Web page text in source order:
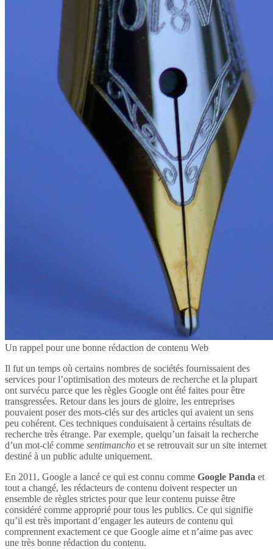
Un rappel pour une bonne rédaction de contenu Web
Il fut un temps où certains nombres de sociétés fournissaient des
services pour l’optimisation des moteurs de recherche et la plupart
ont survécu parce que les règles Google ont été faites pour être
transgressées. Retour dans les jours de gloire, les entreprises
pouvaient poser des mots-clés sur des articles qui avaient un sens
peu cohérent. Ces techniques conduisaient à certains résultats de
recherche très étrange. Par exemple, quelqu’un faisait la recherche
d’un mot-clé comme sentimancho et se retrouvait sur un site internet
destiné à un public adulte uniquement.
En 2011, Google a lancé ce qui est connu comme Google Panda et
tout a changé, les rédacteurs de contenu doivent respecter un
ensemble de règles strictes pour que leur contenu puisse être
considéré comme approprié pour tous les publics. Ce qui signifie
qu’il est très important d’engager les auteurs de contenu qui
comprennent exactement ce que Google aime et n’aime pas avec
une très bonne rédaction du contenu.